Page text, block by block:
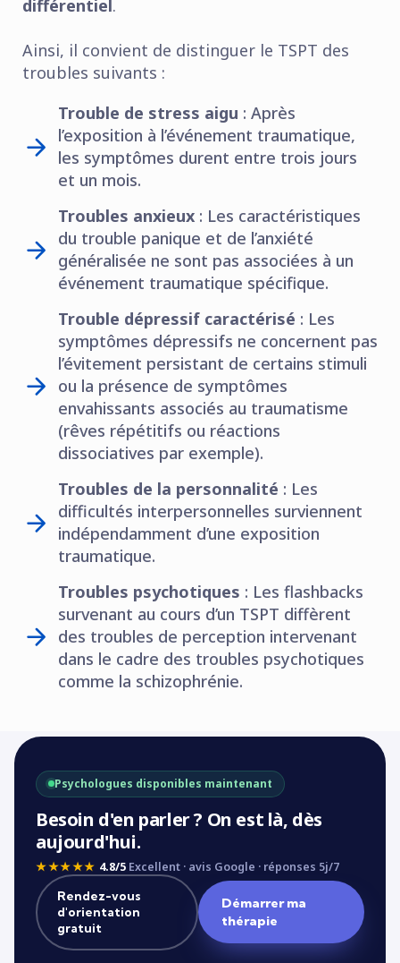
différentiel.
Ainsi, il convient de distinguer le TSPT des
troubles suivants :
Trouble de stress aigu : Après
l’exposition à l’événement traumatique,
les symptômes durent entre trois jours
et un mois.
Troubles anxieux : Les caractéristiques
du trouble panique et de l’anxiété
généralisée ne sont pas associées à un
événement traumatique spécifique.
Trouble dépressif caractérisé : Les
symptômes dépressifs ne concernent pas
l’évitement persistant de certains stimuli
ou la présence de symptômes
envahissants associés au traumatisme
(rêves répétitifs ou réactions
dissociatives par exemple).
Troubles de la personnalité : Les
difficultés interpersonnelles surviennent
indépendamment d’une exposition
traumatique.
Troubles psychotiques : Les flashbacks
survenant au cours d’un TSPT diffèrent
des troubles de perception intervenant
dans le cadre des troubles psychotiques
comme la schizophrénie.
Psychologues disponibles maintenant
Besoin d'en parler ? On est là, dès
aujourd'hui.
★★★★★ 4.8/5Excellent · avis Google · réponses 5j/7
Rendez-vous
d'orientation
gratuit
Démarrer ma
thérapie